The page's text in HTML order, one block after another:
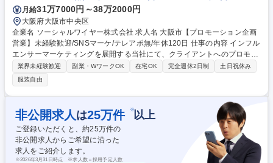
月給31万7000円～38万2000円
大阪府大阪市中央区
企業名 ソーシャルワイヤー株式会社 求人名 大阪市【プロモーション企画
営業】未経験歓迎/SNSマーケ/テレアポ無/年休120日 仕事の内容 インフル
エンサーマーケティングを展開する当社にて、クライアントへのプロモー
ション企画提案営業をお任せいたします。マーケ部門が獲得した案件に対
し、SNS広告やアカウント運用等を総合提案します。 ■大手クライアント
を中心に1人15～20社を担当 ■マーケティング部門が獲得した案件に対
し、Web商談を中心に顧客の課題や意図を丁寧にヒアリング(1～3件/日) ■
インフルエンサーの選定やSNS運用、広告施策等の企画立案・提案 ■受注
後の進行管理は専門のディレクション部と連携し顧客対応を主導 ■実施後
の効果測定やデータ分析結果のフィードバック、継続的な提案 募集職種
大阪市【プロモーション企画営業】未経験歓迎/SNSマーケ/テレアポ無/年
休120日
業界未経験歓迎 副業・WワークOK 在宅OK 完全週休2日制
土日祝休み
服装自由
非公開求人 は25万件 ※以上
ご登録いただくと、約25万件の
非公開求人からご希望に沿った
求人をご紹介します。
※2026年3月31日時点 ※求人数＝採用予定人数